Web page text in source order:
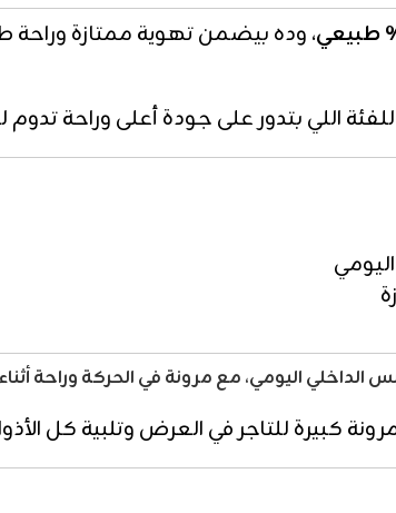
، وده بيضمن تهوية ممتازة وراحة
اللي بتدور على جودة أعلى وراحة تدوم
اليومي، مع مرونة في الحركة وراحة أثناء
كبيرة للتاجر في العرض وتلبية كل